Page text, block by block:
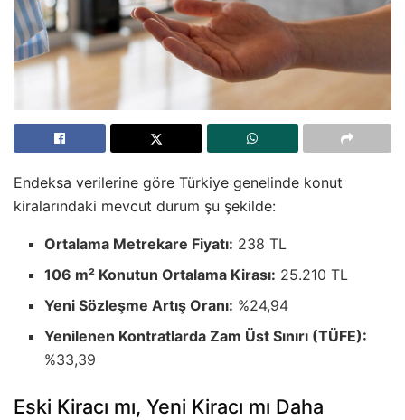
Endeksa verilerine göre Türkiye genelinde konut
kiralarındaki mevcut durum şu şekilde:
Ortalama Metrekare Fiyatı: 238 TL
106 m² Konutun Ortalama Kirası: 25.210 TL
Yeni Sözleşme Artış Oranı: %24,94
Yenilenen Kontratlarda Zam Üst Sınırı (TÜFE):
%33,39
Eski Kiracı mı, Yeni Kiracı mı Daha